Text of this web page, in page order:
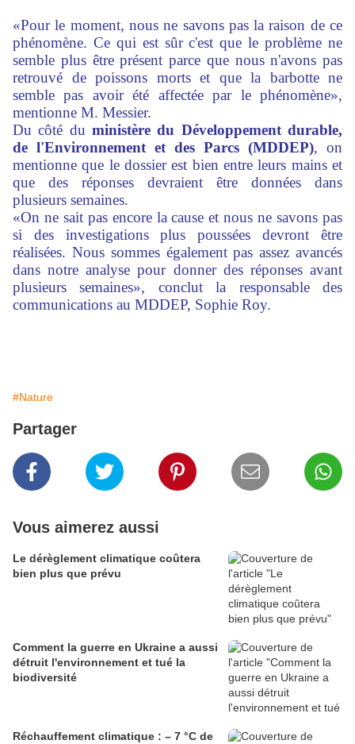
«Pour le moment, nous ne savons pas la raison de ce
phénomène. Ce qui est sûr c'est que le problème ne
semble plus être présent parce que nous n'avons pas
retrouvé de poissons morts et que la barbotte ne
semble pas avoir été affectée par le phénomène»,
mentionne M. Messier.
Du côté du ministère du Développement durable,
de l'Environnement et des Parcs (MDDEP), on
mentionne que le dossier est bien entre leurs mains et
que des réponses devraient être données dans
plusieurs semaines.
«On ne sait pas encore la cause et nous ne savons pas
si des investigations plus poussées devront être
réalisées. Nous sommes également pas assez avancés
dans notre analyse pour donner des réponses avant
plusieurs semaines», conclut la responsable des
communications au MDDEP, Sophie Roy.
#Nature
Partager
Vous aimerez aussi
Le dérèglement climatique coûtera
bien plus que prévu
Comment la guerre en Ukraine a aussi
détruit l'environnement et tué la
biodiversité
Réchauffement climatique : – 7 °C de